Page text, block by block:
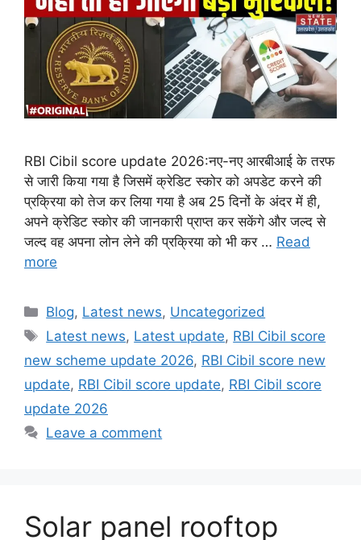
RBI Cibil score update 2026:नए-नए आरबीआई के तरफ
से जारी किया गया है जिसमें क्रेडिट स्कोर को अपडेट करने की
प्रक्रिया को तेज कर लिया गया है अब 25 दिनों के अंदर में ही,
अपने क्रेडिट स्कोर की जानकारी प्राप्त कर सकेंगे और जल्द से
जल्द वह अपना लोन लेने की प्रक्रिया को भी कर … Read
more
Categories
Blog, Latest news, Uncategorized
Tags
Latest news, Latest update, RBI Cibil score
new scheme update 2026, RBI Cibil score new
update, RBI Cibil score update, RBI Cibil score
update 2026
Leave a comment
Solar panel rooftop